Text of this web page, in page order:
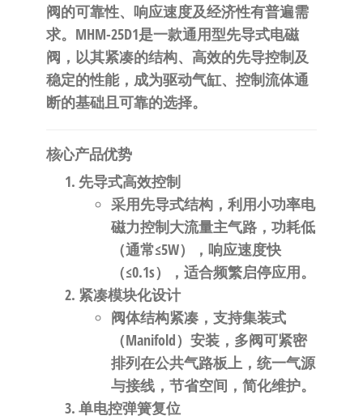
阀的可靠性、响应速度及经济性有普遍需
求。MHM-25D1是一款通用型先导式电磁
阀，以其紧凑的结构、高效的先导控制及
稳定的性能，成为驱动气缸、控制流体通
断的基础且可靠的选择。
核心产品优势
先导式高效控制
采用先导式结构，利用小功率电
磁力控制大流量主气路，功耗低
（通常≤5W），响应速度快
（≤0.1s），适合频繁启停应用。
紧凑模块化设计
阀体结构紧凑，支持集装式
（Manifold）安装，多阀可紧密
排列在公共气路板上，统一气源
与接线，节省空间，简化维护。
单电控弹簧复位